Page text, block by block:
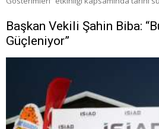
Başkan Vekili Şahin Biba:
Güçleniyor”